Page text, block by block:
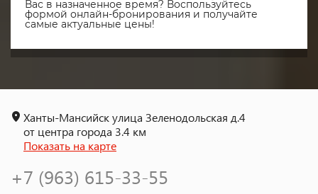
Вас в назначенное время? Воспользуйтесь
формой онлайн-бронирования и получайте
самые актуальные цены!
Ханты-Мансийск улица Зеленодольская д.4
от центра города 3.4 км
Показать на карте
+7 (963) 615-33-55